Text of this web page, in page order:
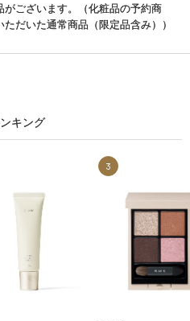
ございます。（化粧品の予約商
だいた通常商品（限定品含み））
キング
3